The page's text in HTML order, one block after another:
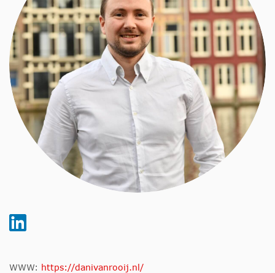
WWW: https://danivanrooij.nl/